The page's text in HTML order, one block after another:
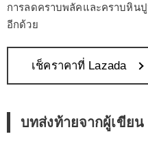
การลดคราบพลัคและคราบหิน
อีกด้วย
เช็คราคาที่ Lazada
บทส่งท้ายจากผู้เขียน